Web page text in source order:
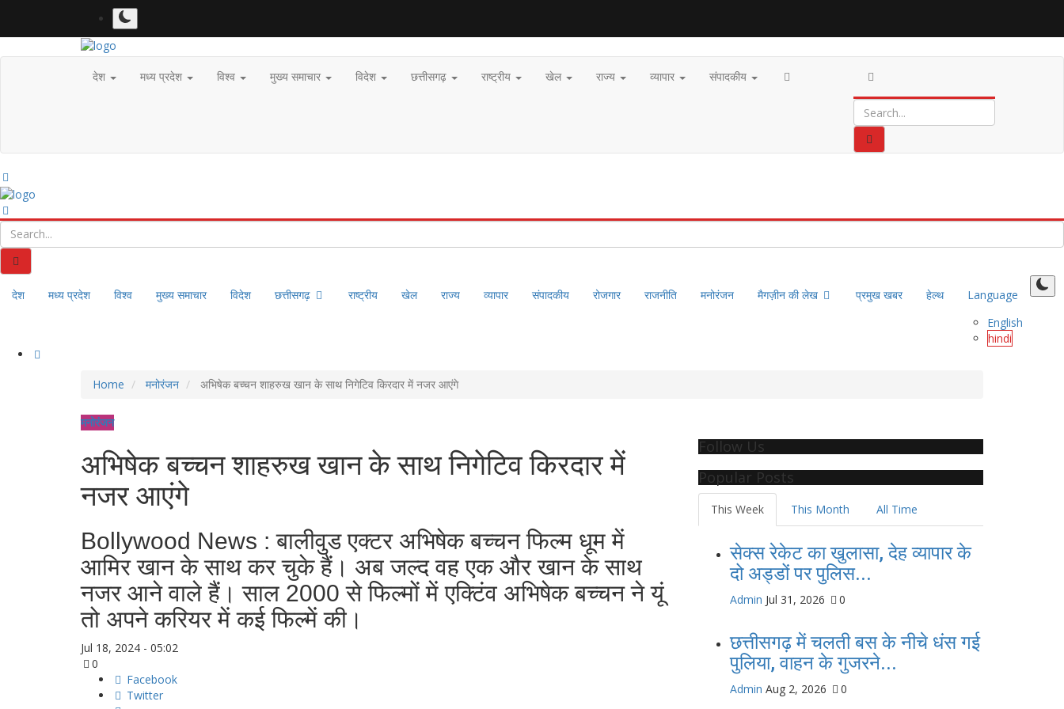
देश मध्य प्रदेश विश्व मुख्य समाचार विदेश छत्तीसगढ़ राष्ट्रीय खेल राज्य व्यापार संपादकीय
देश मध्य प्रदेश विश्व मुख्य समाचार विदेश छत्तीसगढ़ राष्ट्रीय खेल राज्य व्यापार संपादकीय रोजगार राजनीति मनोरंजन मैगज़ीन की लेख प्रमुख खबर हेल्थ
Language
English
hindi
Home मनोरंजन अभिषेक बच्चन शाहरुख खान के साथ निगेटिव किरदार में नजर आएंगे
मनोरंजन
अभिषेक बच्चन शाहरुख खान के साथ निगेटिव किरदार में
नजर आएंगे
Bollywood News : बालीवुड एक्टर अभिषेक बच्चन फिल्म धूम में
आमिर खान के साथ कर चुके हैं। अब जल्द वह एक और खान के साथ
नजर आने वाले हैं। साल 2000 से फिल्मों में एक्टिंव अभिषेक बच्चन ने यूं
तो अपने करियर में कई फिल्में की।
Jul 18, 2024 - 05:02
0
Facebook
Twitter
Follow Us
Popular Posts
This Week This Month All Time
सेक्स रेकेट का खुलासा, देह व्यापार के
दो अड्डों पर पुलिस...
Admin Jul 31, 2026 0
छत्तीसगढ़ में चलती बस के नीचे धंस गई
पुलिया, वाहन के गुजरने...
Admin Aug 2, 2026 0